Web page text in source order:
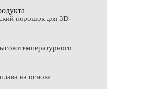
порошок для 3D-
на основе